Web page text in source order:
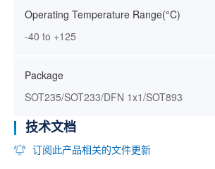
Operating Temperature Range(°C)
-40 to +125
Package
SOT235/SOT233/DFN 1x1/SOT893
技术文档
订阅此产品相关的文件更新